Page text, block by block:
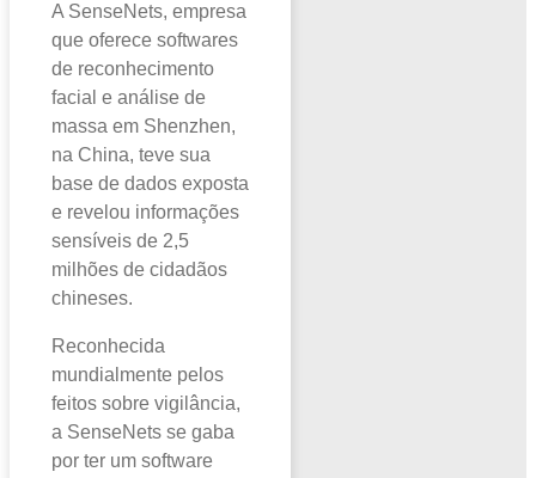
A SenseNets, empresa
que oferece softwares
de reconhecimento
facial e análise de
massa em Shenzhen,
na China, teve sua
base de dados exposta
e revelou informações
sensíveis de 2,5
milhões de cidadãos
chineses.
Reconhecida
mundialmente pelos
feitos sobre vigilância,
a SenseNets se gaba
por ter um software